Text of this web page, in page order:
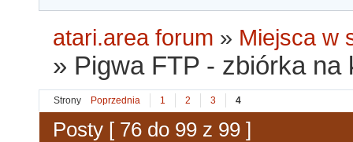
atari.area forum » Miejsca w
» Pigwa FTP - zbiórka
Strony Poprzednia 1 2 3 4
Posty [ 76 do 99 z 99 ]